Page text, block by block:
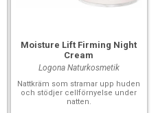
Moisture Lift Firming Night
Cream
Logona Naturkosmetik
Nattkräm som stramar upp huden
och stödjer cellförnyelse under
natten.